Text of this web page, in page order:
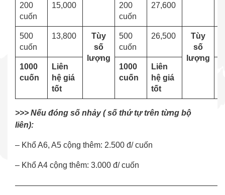
200
cuốn
15,000
200
cuốn
27,600
500
cuốn
13,800
Tùy
số
lượng
500
cuốn
26,500
Tùy
số
lượng
1000
cuốn
Liên
hệ giá
tốt
1000
cuốn
Liên
hệ giá
tốt
>>> Nếu đóng số nhảy ( số thứ tự trên từng bộ
liên):
– Khổ A6, A5 cộng thêm: 2.500 đ/ cuốn
– Khổ A4 cộng thêm: 3.000 đ/ cuốn